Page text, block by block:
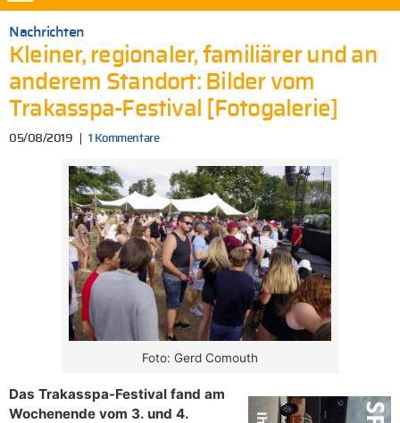
Nachrichten
Kleiner, regionaler, familiärer und an
anderem Standort: Bilder vom
Trakasspa-Festival [Fotogalerie]
05/08/2019 1 Kommentare
Foto: Gerd Comouth
Das Trakasspa-Festival fand am
Wochenende vom 3. und 4.